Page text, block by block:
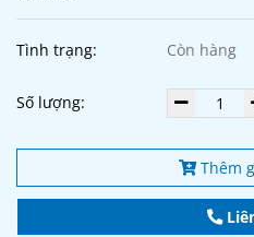
Tình trạng: Còn hàng
Số lượng:
Thêm